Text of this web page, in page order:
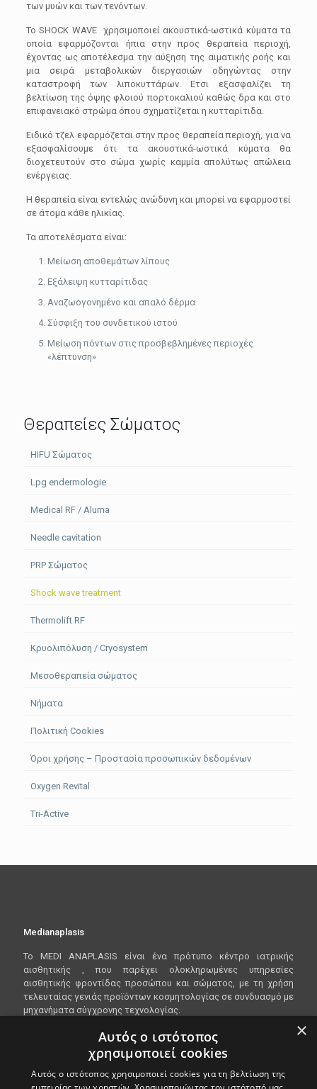
των μυών και των τενόντων.
Το SHOCK WAVE χρησιμοποιεί ακουστικά-ωστικά κύματα τα
οποία εφαρμόζονται ήπια στην προς θεραπεία περιοχή,
έχοντας ως αποτέλεσμα την αύξηση της αιματικής ροής και
μια σειρά μεταβολικών διεργασιών οδηγώντας στην
καταστροφή των λιποκυττάρων. Eτσι εξασφαλίζει τη
βελτίωση της όψης φλοιού πορτοκαλιού καθώς δρα και στο
επιφανειακό στρώμα όπου σχηματίζεται η κυτταρίτιδα.
Ειδικό τζελ εφαρμόζεται στην προς θεραπεία περιοχή, για να
εξασφαλίσουμε ότι τα ακουστικά-ωστικά κύματα θα
διοχετευτούν στο σώμα χωρίς καμμία απολύτως απώλεια
ενέργειας.
Η θεραπεία είναι εντελώς ανώδυνη και μπορεί να εφαρμοστεί
σε άτομα κάθε ηλικίας.
Τα αποτελέσματα είναι:
Μείωση αποθεμάτων λίπους
Εξάλειψη κυτταρίτιδας
Αναζωογονημένο και απαλό δέρμα
Σύσφιξη του συνδετικού ιστού
Μείωση πόντων στις προσβεβλημένες περιοχές
«λέπτυνση»
Θεραπείες Σώματος
HIFU Σώματος
Lpg endermologie
Medical RF / Aluma
Needle cavitation
PRP Σώματος
Shock wave treatment
Thermolift RF
Κρυολιπόλυση / Cryosystem
Μεσοθεραπεία σώματος
Νήματα
Πολιτική Cookies
Όροι χρήσης – Προστασία προσωπικών δεδομένων
Oxygen Revital
Tri-Active
Medianaplasis
To MEDI ANAPLASIS είναι ένα πρότυπο κέντρο ιατρικής
αισθητικής , που παρέχει ολοκληρωμένες υπηρεσίες
αισθητικής φροντίδας προσώπου και σώματος, με τη χρήση
τελευταίας γενιάς προϊόντων κοσμητολογίας σε συνδυασμό με
μηχανήματα σύγχρονης τεχνολογίας.
Είμαστε ανοικτα Δευτέρα - Παρασκευή 10:00 - 20:00
Λεωφόρος Βασιλίσσης Όλγας 148, 546 45
×
Αυτός ο ιστότοπος
χρησιμοποιεί cookies
Αυτός ο ιστότοπος χρησιμοποιεί cookies για τη βελτίωση της